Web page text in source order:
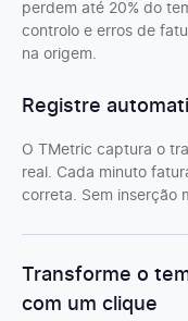
perdem até 20% do
controlo e erros de
na origem.
Registre
O TMetric captura o
real. Cada minuto
correta. Sem inserção
Transforme o
com um clique